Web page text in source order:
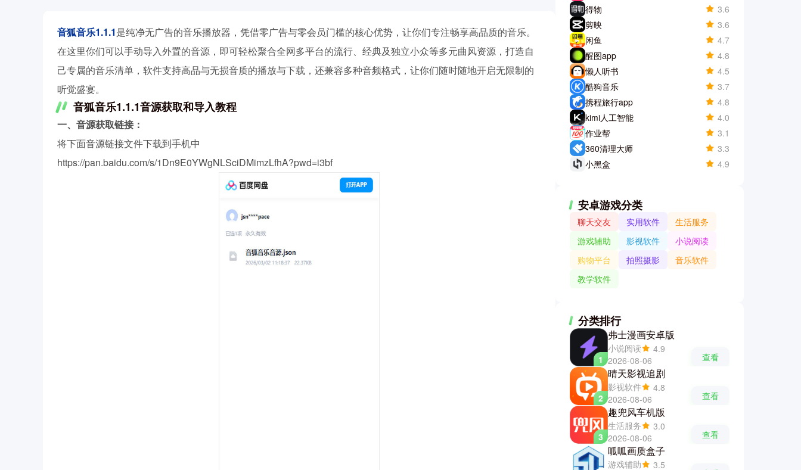
音狐音乐1.1.1是纯净无广告的音乐播放器，凭借零广告与零会员门槛的核心优势，让你们专注畅享高品质的音乐。
在这里你们可以手动导入外置的音源，即可轻松聚合全网多平台的流行、经典及独立小众等多元曲风资源，打造自
己专属的音乐清单，软件支持高品与无损音质的播放与下载，还兼容多种音频格式，让你们随时随地开启无限制的
听觉盛宴。
音狐音乐1.1.1音源获取和导入教程
一、音源获取链接：
将下面音源链接文件下载到手机中
https://pan.baidu.com/s/1Dn9E0YWgNLSciDMimzLfhA?pwd=i3bf
得物
3.6
剪映
3.6
闲鱼
4.7
醒图app
4.8
懒人听书
4.5
酷狗音乐
3.7
携程旅行app
4.8
kimi人工智能
4.0
作业帮
3.1
360清理大师
3.3
小黑盒
4.9
安卓游戏分类
聊天交友 实用软件
生活服务
游戏辅助
影视软件
小说阅读
购物平台
拍照摄影
音乐软件
教学软件
分类排行
1
弗士漫画安卓版
小说阅读
4.9
2026-08-06
查看
2
晴天影视追剧
影视软件
4.8
2026-08-06
查看
3
趣兜风车机版
生活服务
3.0
2026-08-06
查看
呱呱画质盒子
游戏辅助 3.5